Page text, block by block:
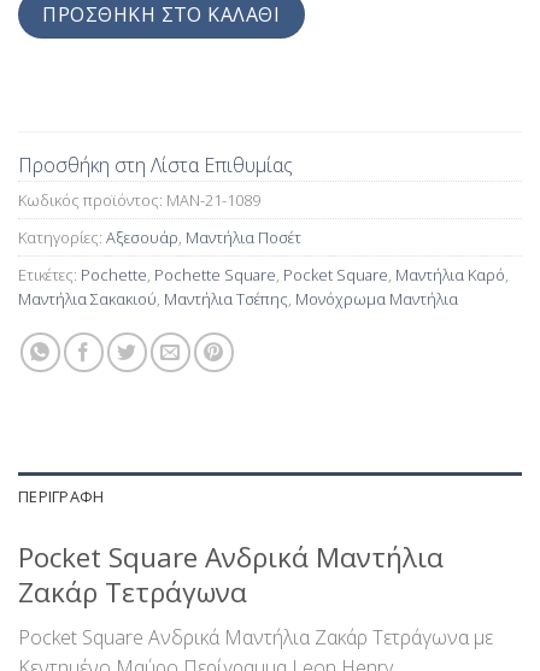
ΠΡΟΣΘΉΚΗ ΣΤΟ ΚΑΛΆΘΙ
Προσθήκη στη Λίστα Επιθυμίας
Κωδικός προϊόντος: MAN-21-1089
Κατηγορίες: Αξεσουάρ, Μαντήλια Ποσέτ
Ετικέτες: Pochette, Pochette Square, Pocket Square, Μαντήλια Καρό,
Μαντήλια Σακακιού, Μαντήλια Τσέπης, Μονόχρωμα Μαντήλια
ΠΕΡΙΓΡΑΦΉ
Pocket Square Ανδρικά Μαντήλια
Ζακάρ Τετράγωνα
Pocket Square Ανδρικά Μαντήλια Ζακάρ Τετράγωνα με